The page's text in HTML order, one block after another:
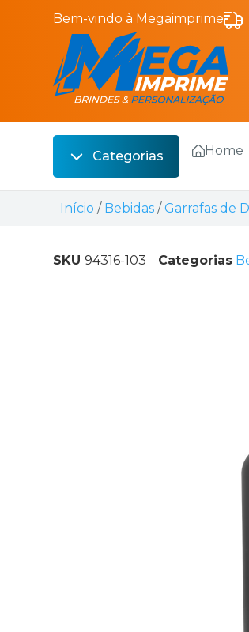
Bem-vindo à Megaimprime
Categorias
Escrita
Bebidas
Sacos
Home
Início / Bebidas /Garrafas de
SKU94316-103 Categorias